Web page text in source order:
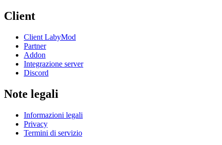
Client
Client LabyMod
Partner
Addon
Integrazione server
Discord
Note legali
Informazioni legali
Privacy
Termini di servizio